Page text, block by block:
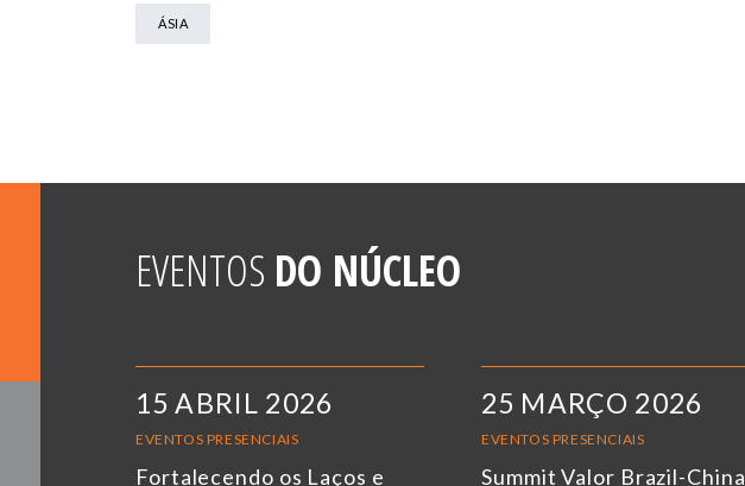
ÁSIA
EVENTOS DO NÚCLEO
15 ABRIL 2026
EVENTOS PRESENCIAIS
Fortalecendo os Laços e
25 MARÇO 2026
EVENTOS PRESENCIAIS
Summit Valor Brazil-China